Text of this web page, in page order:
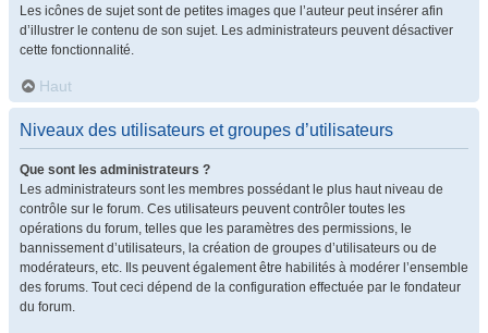
Les icônes de sujet sont de petites images que l’auteur peut insérer afin
d’illustrer le contenu de son sujet. Les administrateurs peuvent désactiver
cette fonctionnalité.
Haut
Niveaux des utilisateurs et groupes d’utilisateurs
Que sont les administrateurs ?
Les administrateurs sont les membres possédant le plus haut niveau de
contrôle sur le forum. Ces utilisateurs peuvent contrôler toutes les
opérations du forum, telles que les paramètres des permissions, le
bannissement d’utilisateurs, la création de groupes d’utilisateurs ou de
modérateurs, etc. Ils peuvent également être habilités à modérer l’ensemble
des forums. Tout ceci dépend de la configuration effectuée par le fondateur
du forum.